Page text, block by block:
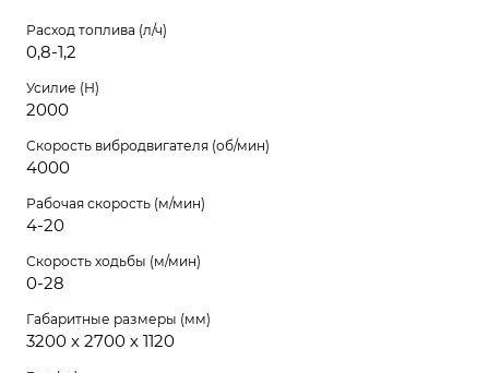
Расход топлива (л/ч)
0,8-1,2
Усилие (Н)
2000
Скорость вибродвигателя (об/мин)
4000
Рабочая скорость (м/мин)
4-20
Скорость ходьбы (м/мин)
0-28
Габаритные размеры (мм)
3200 х 2700 х 1120